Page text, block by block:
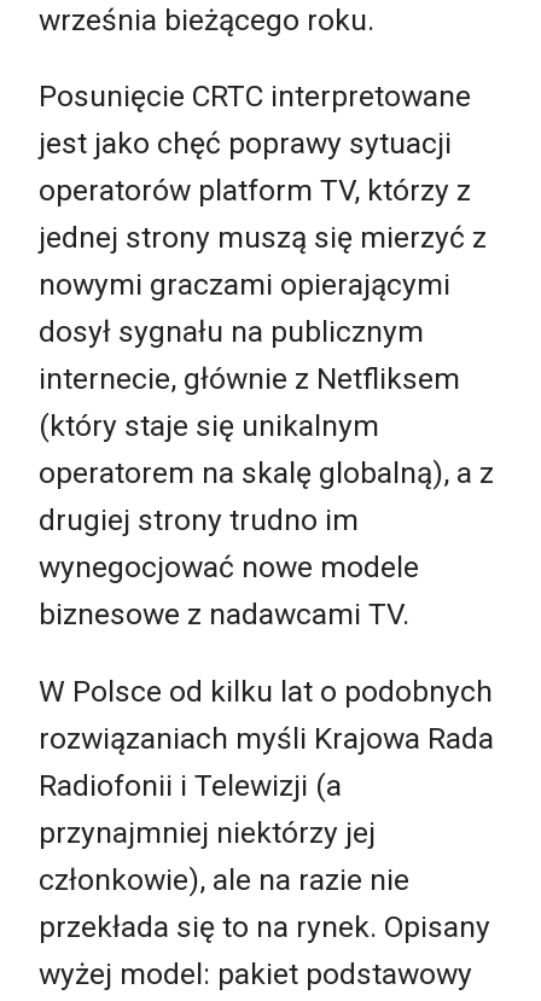
września bieżącego roku.
Posunięcie CRTC interpretowane
jest jako chęć poprawy sytuacji
operatorów platform TV, którzy z
jednej strony muszą się mierzyć z
nowymi graczami opierającymi
dosył sygnału na publicznym
internecie, głównie z Netfliksem
(który staje się unikalnym
operatorem na skalę globalną), a z
drugiej strony trudno im
wynegocjować nowe modele
biznesowe z nadawcami TV.
W Polsce od kilku lat o podobnych
rozwiązaniach myśli Krajowa Rada
Radiofonii i Telewizji (a
przynajmniej niektórzy jej
członkowie), ale na razie nie
przekłada się to na rynek. Opisany
wyżej model: pakiet podstawowy